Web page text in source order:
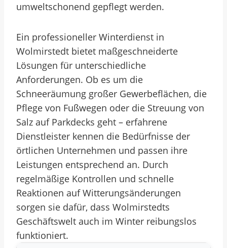
umweltschonend gepflegt werden.
Ein professioneller Winterdienst in
Wolmirstedt bietet maßgeschneiderte
Lösungen für unterschiedliche
Anforderungen. Ob es um die
Schneeräumung großer Gewerbeflächen, die
Pflege von Fußwegen oder die Streuung von
Salz auf Parkdecks geht – erfahrene
Dienstleister kennen die Bedürfnisse der
örtlichen Unternehmen und passen ihre
Leistungen entsprechend an. Durch
regelmäßige Kontrollen und schnelle
Reaktionen auf Witterungsänderungen
sorgen sie dafür, dass Wolmirstedts
Geschäftswelt auch im Winter reibungslos
funktioniert.